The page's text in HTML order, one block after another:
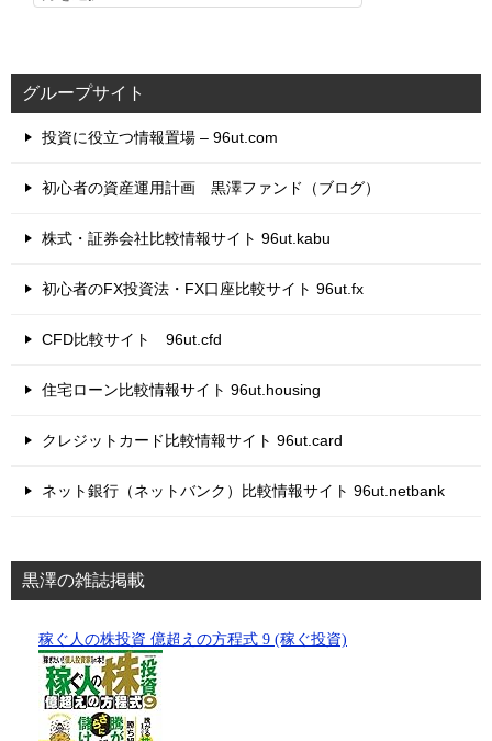
グループサイト
投資に役立つ情報置場 – 96ut.com
初心者の資産運用計画 黒澤ファンド（ブログ）
株式・証券会社比較情報サイト 96ut.kabu
初心者のFX投資法・FX口座比較サイト 96ut.fx
CFD比較サイト 96ut.cfd
住宅ローン比較情報サイト 96ut.housing
クレジットカード比較情報サイト 96ut.card
ネット銀行（ネットバンク）比較情報サイト 96ut.netbank
黒澤の雑誌掲載
稼ぐ人の株投資 億超えの方程式 9 (稼ぐ投資)